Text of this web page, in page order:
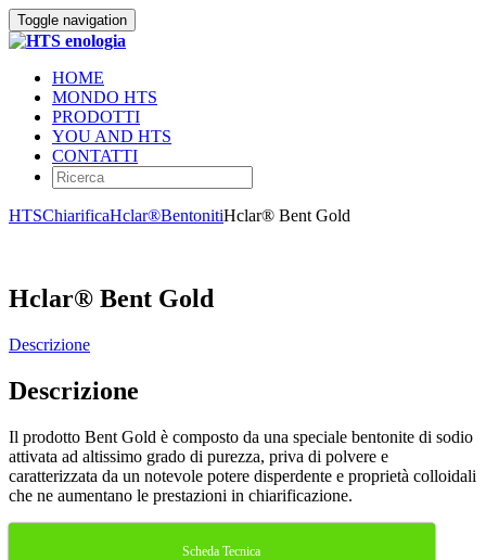
Toggle navigation
HOME
MONDO HTS
PRODOTTI
YOU AND HTS
CONTATTI
HTSChiarificaHclar®BentonitiHclar® Bent Gold
Hclar® Bent Gold
Descrizione
Descrizione
Il prodotto Bent Gold è composto da una speciale bentonite di sodio
attivata ad altissimo grado di purezza, priva di polvere e
caratterizzata da un notevole potere disperdente e proprietà colloidali
che ne aumentano le prestazioni in chiarificazione.
Scheda Tecnica